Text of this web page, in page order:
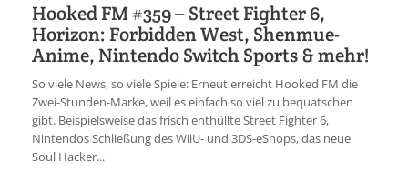
Hooked FM #359 – Street Fighter 6,
Horizon: Forbidden West, Shenmue-
Anime, Nintendo Switch Sports & mehr!
So viele News, so viele Spiele: Erneut erreicht Hooked FM die
Zwei-Stunden-Marke, weil es einfach so viel zu bequatschen
gibt. Beispielsweise das frisch enthüllte Street Fighter 6,
Nintendos Schließung des WiiU- und 3DS-eShops, das neue
Soul Hacker...